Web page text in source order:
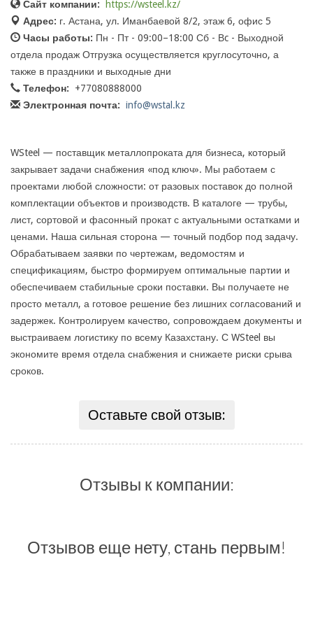
Сайт компании:
https://wsteel.kz/
Адрес: г. Астана, ул. Иманбаевой 8/2, этаж 6, офис 5
Часы работы: Пн - Пт - 09:00–18:00 Сб - Вc - Выходной
отдела продаж Отгрузка осуществляется круглосуточно, а
также в праздники и выходные дни
Телефон:
+77080888000
Электронная почта: info@wstal.kz
WSteel — поставщик металлопроката для бизнеса, который
закрывает задачи снабжения «под ключ». Мы работаем с
проектами любой сложности: от разовых поставок до полной
комплектации объектов и производств. В каталоге — трубы,
лист, сортовой и фасонный прокат с актуальными остатками и
ценами. Наша сильная сторона — точный подбор под задачу.
Обрабатываем заявки по чертежам, ведомостям и
спецификациям, быстро формируем оптимальные партии и
обеспечиваем стабильные сроки поставки. Вы получаете не
просто металл, а готовое решение без лишних согласований и
задержек. Контролируем качество, сопровождаем документы и
выстраиваем логистику по всему Казахстану. С WSteel вы
экономите время отдела снабжения и снижаете риски срыва
сроков.
Оставьте свой отзыв:
Отзывы к компании:
Отзывов еще нету, стань первым!